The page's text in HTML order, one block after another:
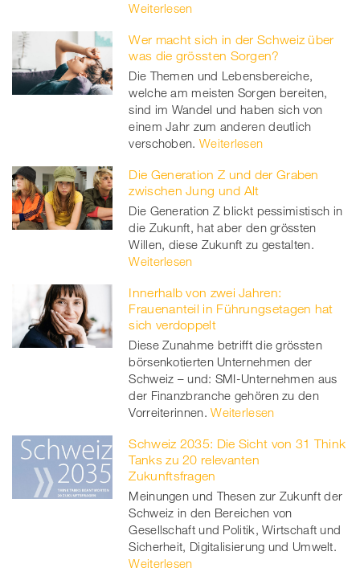
Weiterlesen
Wer macht sich in der Schweiz über
was die grössten Sorgen?
Die Themen und Lebensbereiche,
welche am meisten Sorgen bereiten,
sind im Wandel und haben sich von
einem Jahr zum anderen deutlich
verschoben. Weiterlesen
Die Generation Z und der Graben
zwischen Jung und Alt
Die Generation Z blickt pessimistisch in
die Zukunft, hat aber den grössten
Willen, diese Zukunft zu gestalten.
Weiterlesen
Innerhalb von zwei Jahren:
Frauenanteil in Führungsetagen hat
sich verdoppelt
Diese Zunahme betrifft die grössten
börsenkotierten Unternehmen der
Schweiz – und: SMI-Unternehmen aus
der Finanzbranche gehören zu den
Vorreiterinnen. Weiterlesen
Schweiz 2035: Die Sicht von 31 Think
Tanks zu 20 relevanten
Zukunftsfragen
Meinungen und Thesen zur Zukunft der
Schweiz in den Bereichen von
Gesellschaft und Politik, Wirtschaft und
Sicherheit, Digitalisierung und Umwelt.
Weiterlesen